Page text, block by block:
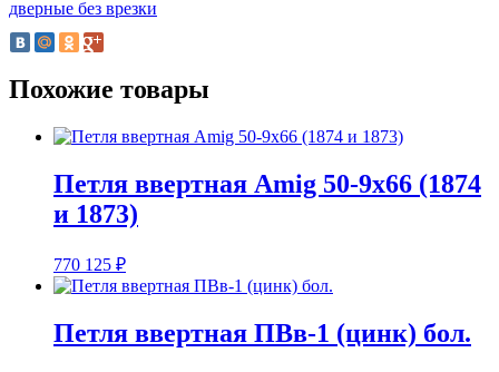
дверные без врезки
Похожие товары
Петля ввертная Amig 50-9х66 (1874
и 1873)
770 125 ₽
Петля ввертная ПВв-1 (цинк) бол.